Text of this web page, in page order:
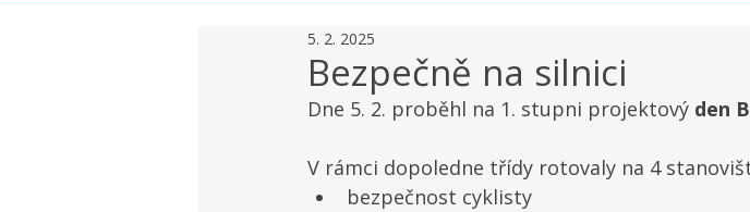
Bezpečně na silnici
5. 2. 2025
Dne 5. 2. proběhl na 1. stupni projektový den
V rámci dopoledne třídy rotovaly na 4
bezpečnost cyklisty